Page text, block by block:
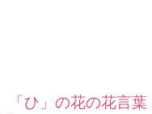
「ひ」の花の花言